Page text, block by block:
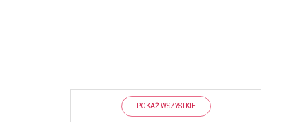
POKAŻ WSZYSTKIE